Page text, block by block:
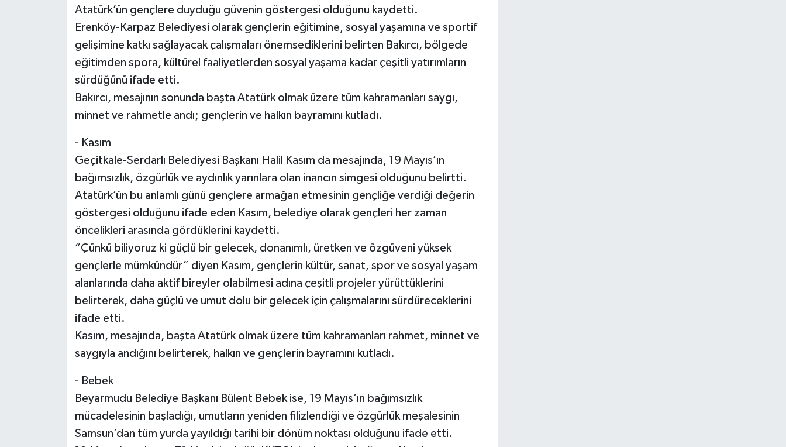
Atatürk’ün gençlere duyduğu güvenin göstergesi olduğunu kaydetti.
Erenköy-Karpaz Belediyesi olarak gençlerin eğitimine, sosyal yaşamına ve sportif
gelişimine katkı sağlayacak çalışmaları önemsediklerini belirten Bakırcı, bölgede
eğitimden spora, kültürel faaliyetlerden sosyal yaşama kadar çeşitli yatırımların
sürdüğünü ifade etti.
Bakırcı, mesajının sonunda başta Atatürk olmak üzere tüm kahramanları saygı,
minnet ve rahmetle andı; gençlerin ve halkın bayramını kutladı.
- Kasım
Geçitkale-Serdarlı Belediyesi Başkanı Halil Kasım da mesajında, 19 Mayıs’ın
bağımsızlık, özgürlük ve aydınlık yarınlara olan inancın simgesi olduğunu belirtti.
Atatürk’ün bu anlamlı günü gençlere armağan etmesinin gençliğe verdiği değerin
göstergesi olduğunu ifade eden Kasım, belediye olarak gençleri her zaman
öncelikleri arasında gördüklerini kaydetti.
“Çünkü biliyoruz ki güçlü bir gelecek, donanımlı, üretken ve özgüveni yüksek
gençlerle mümkündür” diyen Kasım, gençlerin kültür, sanat, spor ve sosyal yaşam
alanlarında daha aktif bireyler olabilmesi adına çeşitli projeler yürüttüklerini
belirterek, daha güçlü ve umut dolu bir gelecek için çalışmalarını sürdüreceklerini
ifade etti.
Kasım, mesajında, başta Atatürk olmak üzere tüm kahramanları rahmet, minnet ve
saygıyla andığını belirterek, halkın ve gençlerin bayramını kutladı.
- Bebek
Beyarmudu Belediye Başkanı Bülent Bebek ise, 19 Mayıs’ın bağımsızlık
mücadelesinin başladığı, umutların yeniden filizlendiği ve özgürlük meşalesinin
Samsun’dan tüm yurda yayıldığı tarihi bir dönüm noktası olduğunu ifade etti.